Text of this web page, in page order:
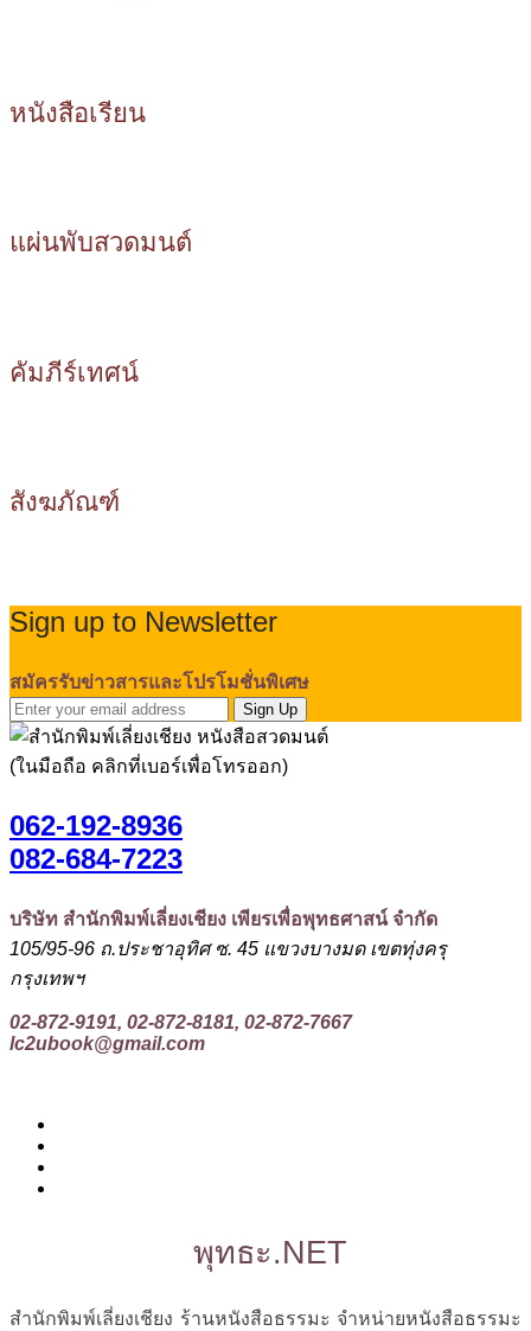
หนังสือเรียน
แผ่นพับสวดมนต์
คัมภีร์เทศน์
สังฆภัณฑ์
Sign up to Newsletter
สมัครรับข่าวสารและโปรโมชั่นพิเศษ
Sign Up
(ในมือถือ คลิกที่เบอร์เพื่อโทรออก)
062-192-8936
082-684-7223
บริษัท สำนักพิมพ์เลี่ยงเชียง เพียรเพื่อพุทธศาสน์ จำกัด
105/95-96 ถ.ประชาอุทิศ ซ. 45 แขวงบางมด เขตทุ่งครุ
กรุงเทพฯ
02-872-9191, 02-872-8181, 02-872-7667
lc2ubook@gmail.com
พุทธะ.NET
สำนักพิมพ์เลี่ยงเชียง ร้านหนังสือธรรมะ จำหน่ายหนังสือธรรมะ